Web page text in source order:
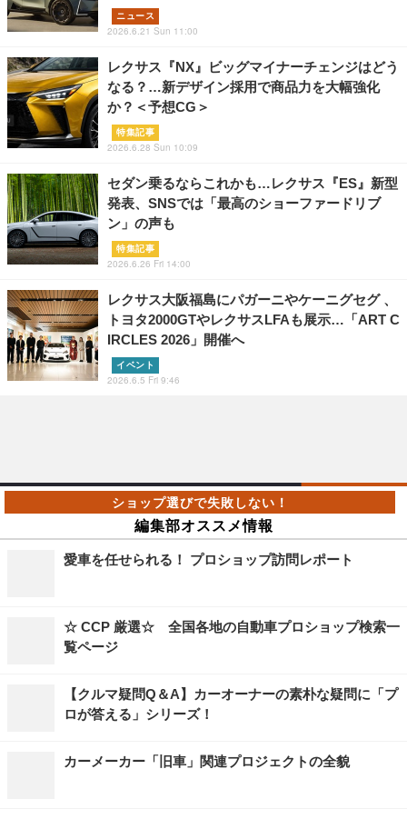
ニュース
2026.6.21 Sun 11:00
レクサス『NX』ビッグマイナーチェンジはどう
なる？…新デザイン採用で商品力を大幅強化
か？＜予想CG＞
特集記事
2026.6.28 Sun 10:09
セダン乗るならこれかも…レクサス『ES』新型
発表、SNSでは「最高のショーファードリブ
ン」の声も
特集記事
2026.6.26 Fri 14:00
レクサス大阪福島にパガーニやケーニグセグ 、
トヨタ2000GTやレクサスLFAも展示…「ART C
IRCLES 2026」開催へ
イベント
2026.6.5 Fri 9:46
編集部オススメ情報
愛車を任せられる！ プロショップ訪問レポート
☆ CCP 厳選☆ 全国各地の自動車プロショップ検索一
覧ページ
【クルマ疑問Q＆A】カーオーナーの素朴な疑問に「プ
ロが答える」シリーズ！
カーメーカー「旧車」関連プロジェクトの全貌